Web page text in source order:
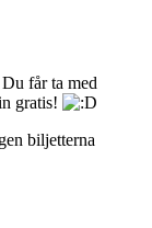
får ta med
gratis!
biljetterna